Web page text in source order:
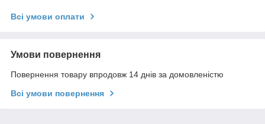
Всі умови оплати
Умови повернення
Повернення товару впродовж 14 днів за домовленістю
Всі умови повернення